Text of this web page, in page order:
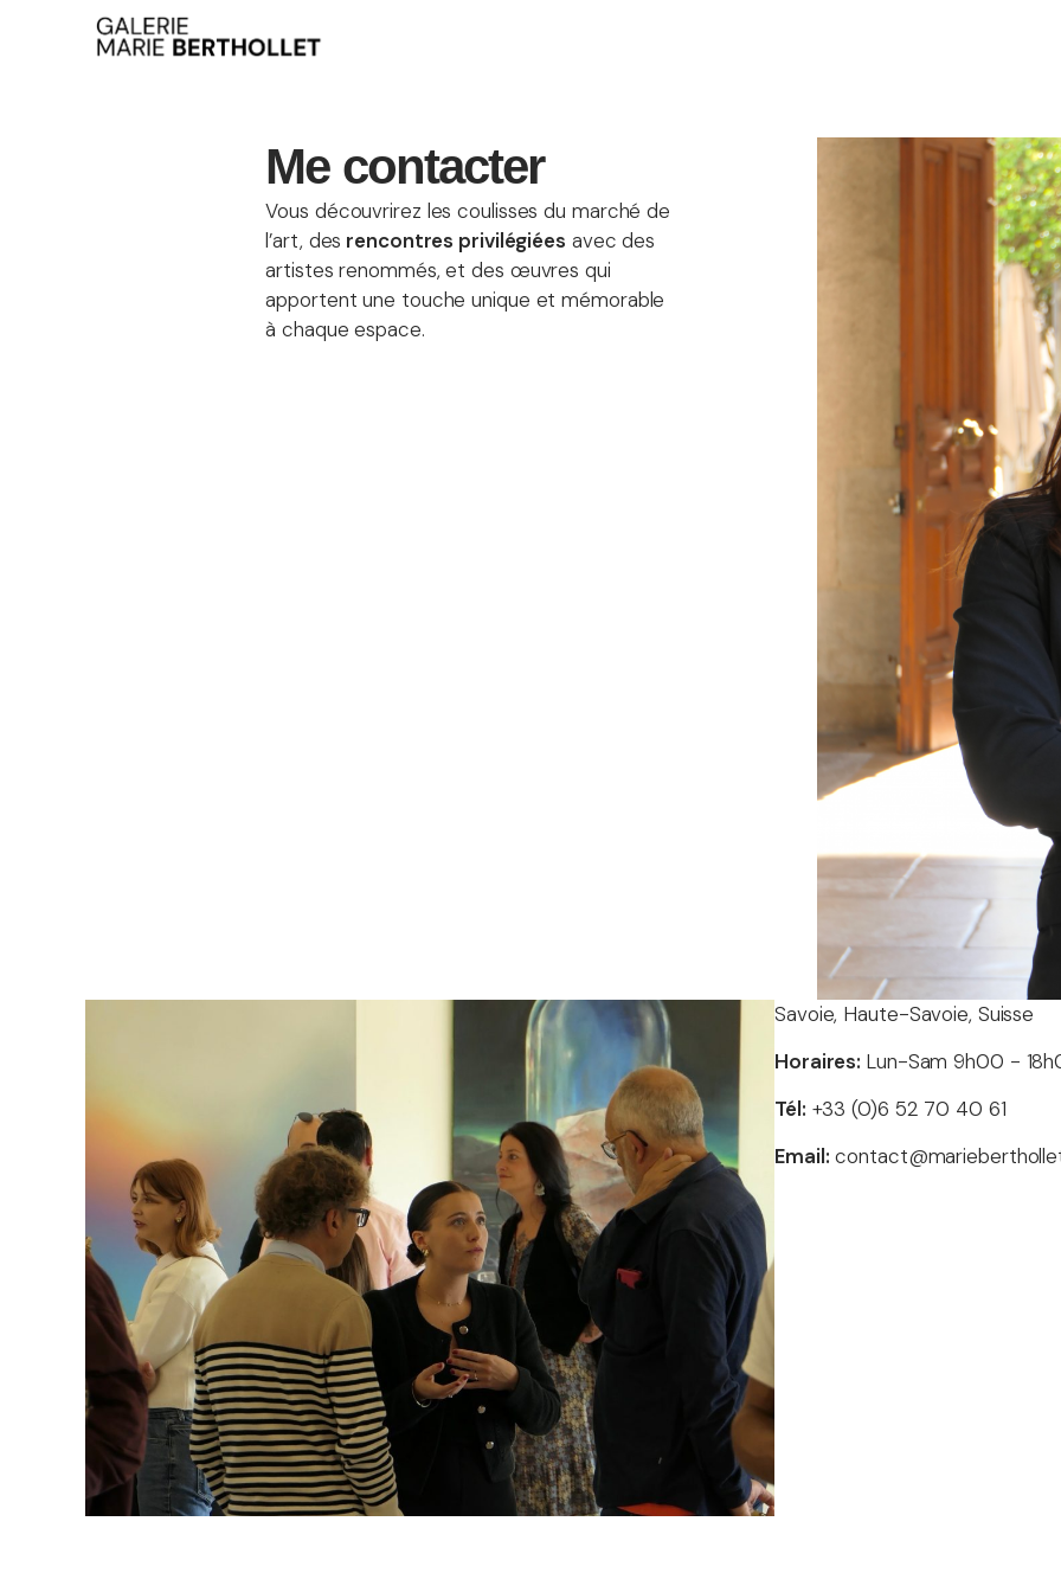
Me contacter
Vous découvrirez les coulisses du marché de
l’art, des rencontres privilégiées avec des
artistes renommés, et des œuvres qui
apportent une touche unique et mémorable
à chaque espace.
Savoie, Haute-Savoie, Suisse
Horaires: Lun-Sam 9h00 -
Tél: +33 (0)6 52 70 40 61
Email: